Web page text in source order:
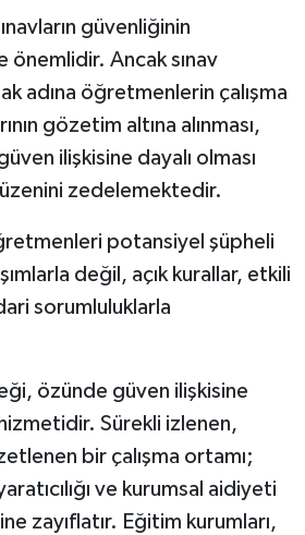
güvenliğinin
önemlidir. Ancak sınav
adına öğretmenlerin çalışma
gözetim altına alınması,
ilişkisine dayalı olması
zedelemektedir.
potansiyel şüpheli
değil, açık kurallar, etkili
sorumluluklarla
özünde güven ilişkisine
Sürekli izlenen,
bir çalışma ortamı;
ve kurumsal aidiyeti
zayıflatır. Eğitim kurumları,